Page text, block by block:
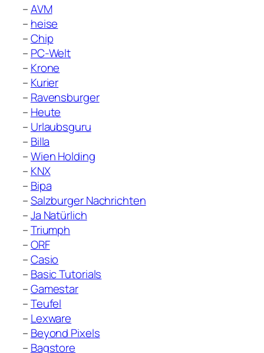
–AVM
– heise
–Chip
– PC-Welt
– Krone
– Kurier
– Ravensburger
– Heute
– Urlaubsguru
– Billa
–Wien Holding
– KNX
– Bipa
–Salzburger Nachrichten
–Ja Natürlich
–Triumph
–ORF
–Casio
– Basic Tutorials
–Gamestar
–Teufel
– Lexware
– Beyond Pixels
– Bagstore